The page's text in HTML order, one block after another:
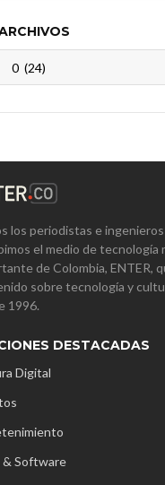
los periodistas e
el medio de tecnología
de Colombia, ENTER,
sobre tecnología y
1996.
DESTACADAS
Digital
& Software